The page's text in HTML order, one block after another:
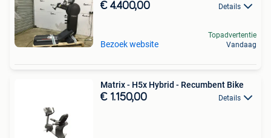
€ 4.400,00 Details
Bezoek website
Topadvertentie
Vandaag
Matrix - H5x Hybrid - Recumbent Bike
€ 1.150,00 Details